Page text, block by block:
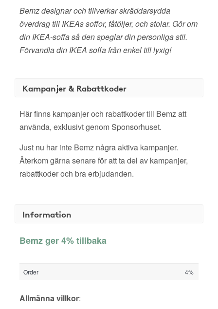
Bemz designar och tillverkar skräddarsydda
överdrag till IKEAs soffor, fåtöljer, och stolar. Gör om
din IKEA-soffa så den speglar din personliga stil.
Förvandla din IKEA soffa från enkel till lyxig!
Kampanjer & Rabattkoder
Här finns kampanjer och rabattkoder till Bemz att
använda, exklusivt genom Sponsorhuset.
Just nu har inte Bemz några aktiva kampanjer.
Återkom gärna senare för att ta del av kampanjer,
rabattkoder och bra erbjudanden.
Information
Bemz ger 4% tillbaka
Order 4%
Allmänna villkor: